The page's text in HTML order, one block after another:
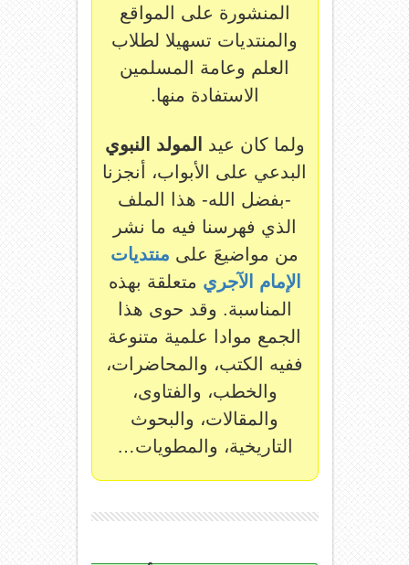
المنشورة على المواقع
والمنتديات تسهيلا لطلاب
العلم وعامة المسلمين
الاستفادة منها.
ولما كان عيد
المولد النبوي
البدعي على الأبواب، أنجزنا
-بفضل الله- هذا الملف
الذي فهرسنا فيه ما نشر
من مواضيعَ على منتديات
الإمام الآجري متعلقة بهذه
المناسبة. وقد حوى هذا
الجمع موادا علمية متنوعة
ففيه الكتب، والمحاضرات،
والخطب، والفتاوى،
والمقالات، والبحوث
التاريخية، والمطويات…